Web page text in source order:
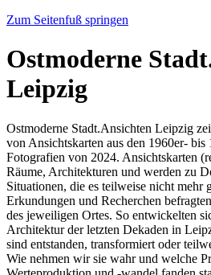
Zum Seitenfuß springen
Ostmoderne
Leipzig
Ostmoderne Stadt.Ansichten Leipzig
von Ansichtskarten aus den 1960er- bis
Fotografien von 2024. Ansichtskarten
Räume, Architekturen und werden zu
Situationen, die es teilweise nicht mehr
Erkundungen und Recherchen
des jeweiligen Ortes. So entwickelten
Architektur der letzten Dekaden in
sind entstanden, transformiert oder
Wie nehmen wir sie wahr und welche